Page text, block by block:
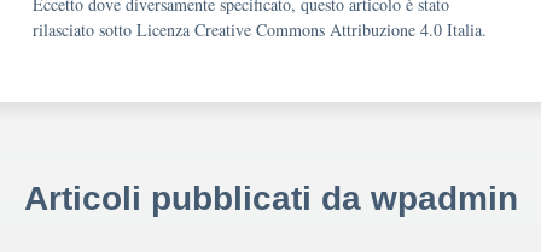
rilasciato sotto Licenza Creative Commons Attribuzione 4.0 Italia.
Articoli pubblicati da wpadmin